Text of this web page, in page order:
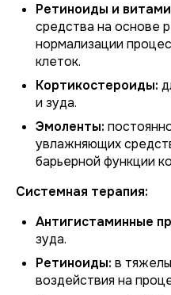
Ретиноиды и
средства на основе
нормализации
клеток.
Кортикостероиды:
и зуда.
Эмоленты:
увлажняющих
барьерной функции
Системная терапия:
Антигистаминные
зуда.
Ретиноиды: в
воздействия на